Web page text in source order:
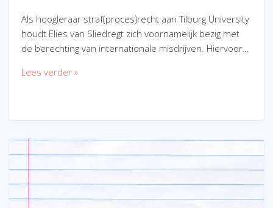
Als hoogleraar straf(proces)recht aan Tilburg University
houdt Elies van Sliedregt zich voornamelijk bezig met
de berechting van internationale misdrijven. Hiervoor…
Lees verder »